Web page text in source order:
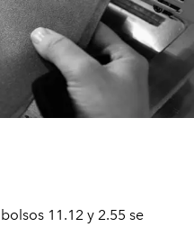
11.12 y 2.55 se